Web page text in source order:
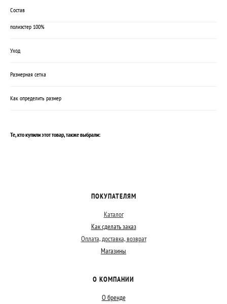
Состав
полиэстер 100%
Уход
Размерная сетка
Как определить размер
Те, кто купили этот товар, также выбрали:
ПОКУПАТЕЛЯМ
Каталог
Как сделать заказ
Оплата, доставка, возврат
Магазины
О КОМПАНИИ
О бренде